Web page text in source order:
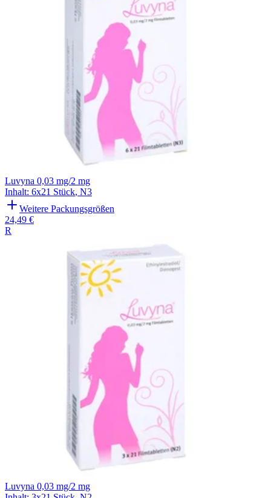
Luvyna 0,03 mg/2 mg
Inhalt: 6x21 Stück, N3
Weitere Packungsgrößen
24,49 €
R
Luvyna 0,03 mg/2 mg